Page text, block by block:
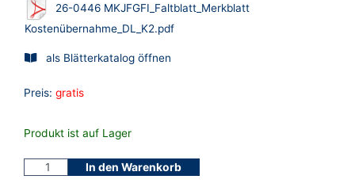
26-0446 MKJFGFI_Faltblatt_Merkblatt
Kostenübernahme_DL_K2.pdf
als Blätterkatalog öffnen
Preis: gratis
Produkt ist auf Lager
In den Warenkorb